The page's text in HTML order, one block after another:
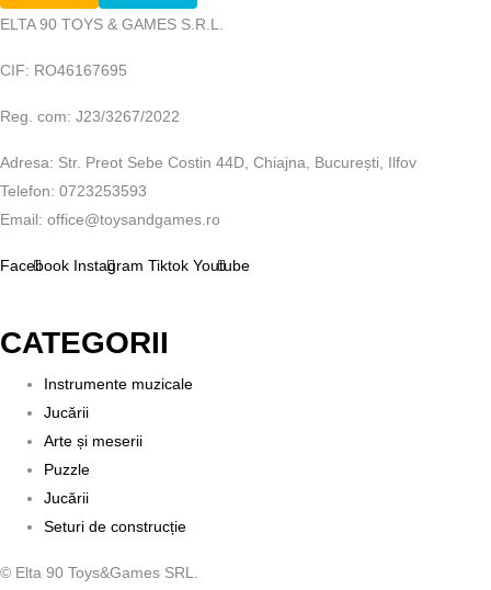
ELTA 90 TOYS & GAMES S.R.L.
CIF: RO46167695
Reg. com: J23/3267/2022
Adresa: Str. Preot Sebe Costin 44D, Chiajna, București, Ilfov
Telefon: 0723253593
Email: office@toysandgames.ro
Facebook Instagram Tiktok Youtube
CATEGORII
Instrumente muzicale
Jucării
Arte și meserii
Puzzle
Jucării
Seturi de construcție
© Elta 90 Toys&Games SRL.